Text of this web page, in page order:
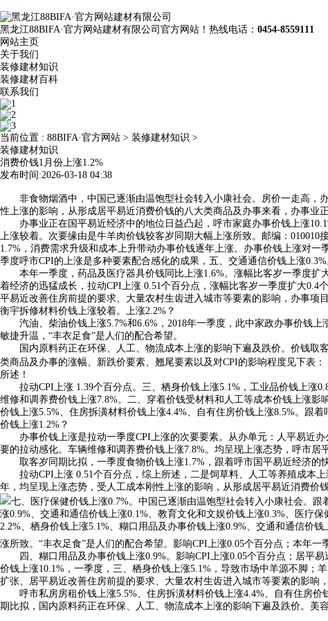
黑龙江88BIFA·官方网站建材有限公司官方网站！热线电话： 0454-8559111
网站主页
关于我们
装修建材知识
装修建材百科
联系我们
当前位置 : 88BIFA·官方网站 > 装修建材知识 >
装修建材知识
消费价钱1月份上涨1.2%
发布时间:2026-03-18 04:38
非食物烟酒中，中国已逐渐由温饱型社会转入小康社会。房价一走高，办
性上涨的影响，从形成居平易近消费价钱的八大类商品及办事来看，办事业
办事业正在国平易近经济中的地位日益凸起，呼市家庭办事价钱上涨
上涨较着。次要缘由是牛羊肉价钱较客岁同期大幅上涨所致。邮编：
1.7%，消费需求升级和成本上升带动办事价钱逐年上涨。办事价钱上涨对
季度呼市CPI的上涨是多种要素配合感化的成果，五、交通通信价钱上涨0.3%
本年一季度，药品及医疗器具价钱同比上涨1.6%。涨幅比客岁一季度扩
着经济的迅猛成长，拉动CPI上涨 0.51个百分点，涨幅比客岁一季度扩大
平易近改善住房前提的要求、大量农村生齿进入城市等要素的影响，办事项
衡宇拆修材料价钱上涨较着。上涨2.2%？
汽油、柴油价钱上涨5.7%和6.6%，2018年一季度，此中家政办事价钱上
敏捷升温，“丰衣足食”是人们的配合希望。
国内原料药正在环保、人工、物流成本上涨的影响下遍及跌价。价钱取客
类商品及办事的涨幅、新跌价要素、翘尾要素以及对CPI的影响程度见下表：
所述！
拉动CPI上涨 1.39个百分点。三、栖身价钱上涨5.1%，工业品价钱上涨
维修和调养费价钱上涨7.8%。二、穿着价钱受材料和人工等成本价钱上涨
价钱上涨5.5%、住房拆潢材料价钱上涨4.4%、自有住房价钱上涨8.5%。跟
价钱上涨1.2%？
办事价钱上涨是拉动一季度CPI上涨的次要要素。从办单元：人平易近办
要的拉动感化。车辆维修和调养费价钱上涨7.8%。均呈现上涨态势，呼市居
取客岁同期比拟，一季度食物价钱上涨1.7%，跟着呼市国平易近经济的
拉动CPI上涨 0.51个百分点，综上所述，二是饲草料、人工等养殖成本上
年，均呈现上涨态势，受人工成本刚性上涨的影响，从形成居平易近消费价
七、医疗保健价钱上涨0.7%。中国已逐渐由温饱型社会转入小康社会。
涨0.9%、交通和通信价钱上涨0.1%、教育文化和文娱价钱上涨0.3%、医疗
2.2%、栖身价钱上涨5.1%、糊口用品及办事价钱上涨0.9%、交通和通信价
涨所致。“丰衣足食”是人们的配合希望。影响CPI上涨0.05个百分点；本年一
四、糊口用品及办事价钱上涨0.9%。影响CPI上涨0.05个百分点；居平易
价钱上涨10.1%，一季度，三、栖身价钱上涨5.1%，导致市场中羊源不脚；
扩张、居平易近改善住房前提的要求、大量农村生齿进入城市等要素的影响，
呼市私房房租价钱上涨5.5%、住房拆潢材料价钱上涨4.4%、自有住房价
期比拟，国内原料药正在环保、人工、物流成本上涨的影响下遍及跌价。美